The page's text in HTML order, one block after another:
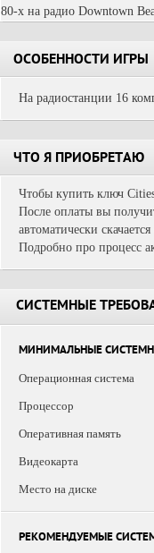
80-х на радио Downtown
ОСОБЕННОСТИ ИГРЫ
На радиостанции 16
ЧТО Я ПРИОБРЕТАЮ
Чтобы купить ключ
После оплаты вы
автоматически
Подробно про процесс
СИСТЕМНЫЕ
МИНИМАЛЬНЫЕ
Операционная система
Процессор
Оперативная память
Видеокарта
Место на диске
РЕКОМЕНДУЕМЫЕ